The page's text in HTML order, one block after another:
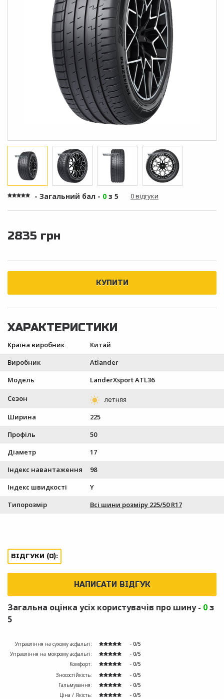
- Загальний бал - 0 з 5 0 відгуки
2835 грн
Країна виробник
Китай
Виробник
Atlander
Модель
LanderXsport ATL36
Сезон
Ширина
225
Профіль
50
Діаметр
17
Індекс навантаження
98
Індекс швидкості
Y
Типорозмір
Всі шини розміру 225/50 R17
ВІДГУКИ (0):
НАПИСАТИ ВІДГУК
Загальна оцінка усіх користувачів про шину - 0з
5
Управління на сухому асфальті:
- 0/5
Управління на мокрому асфальті:
- 0/5
Комфорт:
- 0/5
Зносостійкість:
- 0/5
Гальмування:
- 0/5
Ціна / Якість:
- 0/5